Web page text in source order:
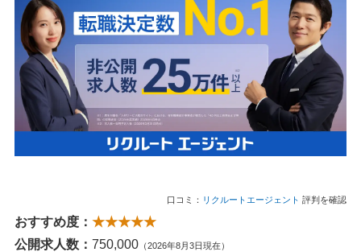
【40代】介護業界希望におすすめの転職サイト
【40代】営業職希望におすすめの転職サイト
40代が転職サイトと合わせて確認したい情報
1：ミイダス
2：転職会議
3：OpenWork
1. まずは大手総合型で求人の幅を見る
2. 管理職・高年収を狙うならスカウト型も使う
3. 転職サイトと転職エージェントを分けて使う
口コミ： リクルートエージェント 評判を確認
おすすめ度： ★★★★★
公開求人数： 750,000 （2026年8月3日現在）